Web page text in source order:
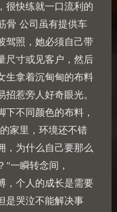
很快练就一口流利的
骨 公司虽有提供车
驾照，她必须自己带
尺寸或见客户，然后
生拿着沉甸甸的布料
惹旁人好奇眼光。
不同颜色的布料，
家里，环境还不错
，为什么自己要那么
一瞬转念间，
，个人的成长是需要
是哭泣不能解决事